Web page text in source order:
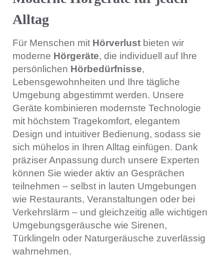
Alltag
Für Menschen mit Hörverlust bieten wir
moderne Hörgeräte, die individuell auf Ihre
persönlichen Hörbedürfnisse,
Lebensgewohnheiten und Ihre tägliche
Umgebung abgestimmt werden. Unsere
Geräte kombinieren modernste Technologie
mit höchstem Tragekomfort, elegantem
Design und intuitiver Bedienung, sodass sie
sich mühelos in Ihren Alltag einfügen. Dank
präziser Anpassung durch unsere Experten
können Sie wieder aktiv an Gesprächen
teilnehmen – selbst in lauten Umgebungen
wie Restaurants, Veranstaltungen oder bei
Verkehrslärm – und gleichzeitig alle wichtigen
Umgebungsgeräusche wie Sirenen,
Türklingeln oder Naturgeräusche zuverlässig
wahrnehmen.